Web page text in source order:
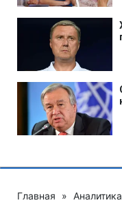
Главная » Аналитика